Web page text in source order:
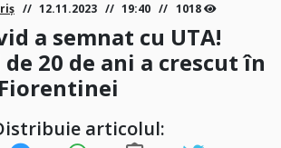
12.11.2023 19:40 1018
a semnat cu UTA!
20 de ani a crescut în
articolul: